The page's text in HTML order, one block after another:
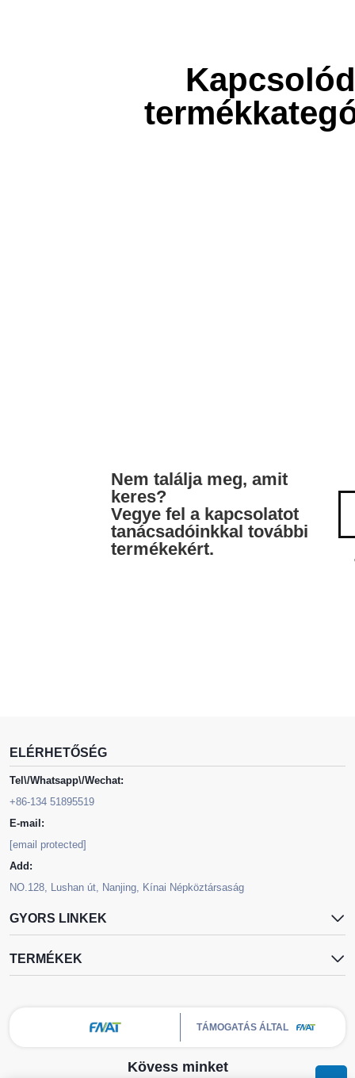
Nem találja meg, amit
keres?
Vegye fel a kapcsolatot
tanácsadóinkkal további
termékekért.
ELÉRHETŐSÉG
Tel\/Whatsapp\/Wechat:
+86-134 51895519
E-mail:
[email protected]
Add:
NO.128, Lushan út, Nanjing, Kínai Népköztársaság
GYORS LINKEK
TERMÉKEK
TÁMOGATÁS ÁLTAL
Kövess minket